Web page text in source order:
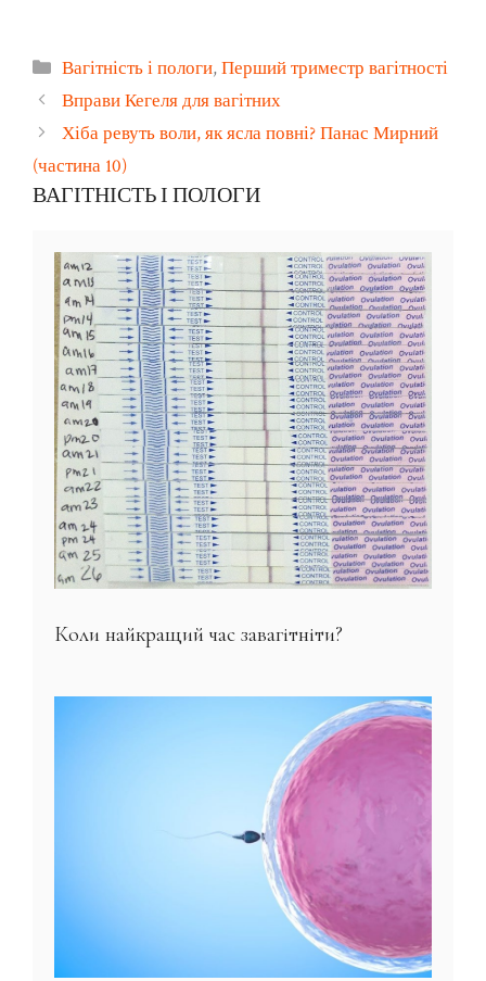
Категорії
Вагітність і пологи,Перший триместр вагітності
Вправи Кегеля для вагітних
Хіба ревуть воли, як ясла повні? Панас Мирний
(частина 10)
ВАГІТНІСТЬ І ПОЛОГИ
Коли найкращий час завагітніти?